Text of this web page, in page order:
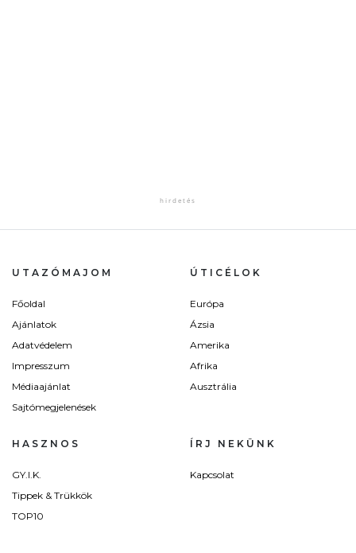
UTAZÓMAJOM
Főoldal
Ajánlatok
Adatvédelem
Impresszum
Médiaajánlat
Sajtómegjelenések
ÚTICÉLOK
Európa
Ázsia
Amerika
Afrika
Ausztrália
HASZNOS
GY.I.K.
Tippek & Trükkök
TOP10
ÍRJ NEKÜNK
Kapcsolat